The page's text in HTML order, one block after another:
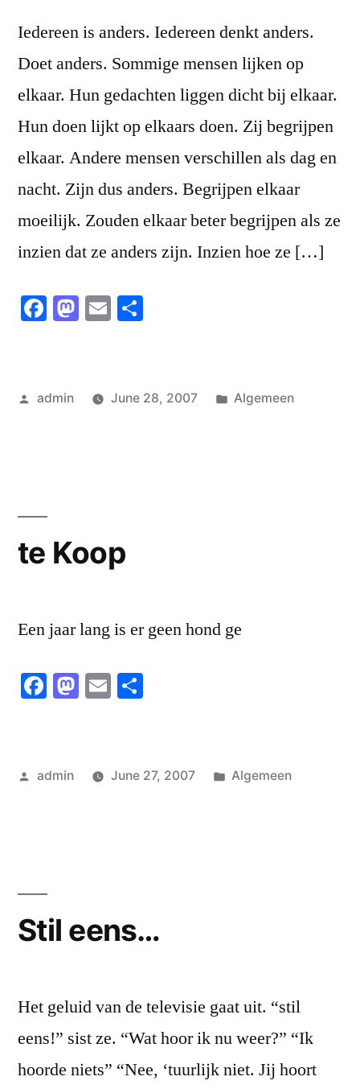
Iedereen is anders. Iedereen denkt anders.
Doet anders. Sommige mensen lijken op
elkaar. Hun gedachten liggen dicht bij elkaar.
Hun doen lijkt op elkaars doen. Zij begrijpen
elkaar. Andere mensen verschillen als dag en
nacht. Zijn dus anders. Begrijpen elkaar
moeilijk. Zouden elkaar beter begrijpen als ze
inzien dat ze anders zijn. Inzien hoe ze […]
Facebook
Mastodon
Email
Posted
admin June 28, 2007
Posted
Algemeen
te Koop
Een jaar lang is er geen hond ge
Facebook
Mastodon
Email
Posted
admin June 27, 2007
Posted
Algemeen
Stil eens…
Het geluid van de televisie gaat uit. “stil
eens!” sist ze. “Wat hoor ik nu weer?” “Ik
hoorde niets” “Nee, ‘tuurlijk niet. Jij hoort